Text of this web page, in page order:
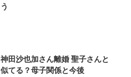
う
神田沙也加さん離婚 聖子さんと
似てる？母子関係と今後